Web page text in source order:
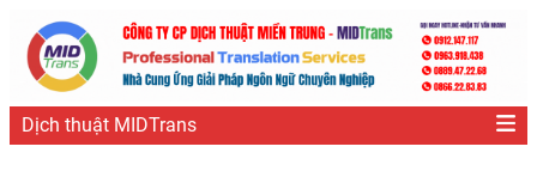
Dịch thuật MIDTrans